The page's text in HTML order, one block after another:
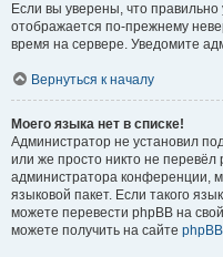
Если вы уверены, что
отображается по-прежнему
время на сервере. Уведомите
Вернуться к началу
Моего языка нет в списке!
Администратор не установил
или же просто никто не
администратора конференции,
языковой пакет. Если такого
можете перевести phpBB на
можете получить на сайте phpBB